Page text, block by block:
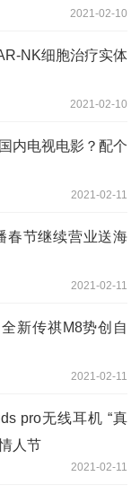
2021-02-10
NK细胞治疗实体
2021-02-10
内电视电影？配个
2021-02-11
春节继续营业送海
2021-02-11
新传祺M8势创自
2021-02-11
pro无线耳机 “真
人节
2021-02-11